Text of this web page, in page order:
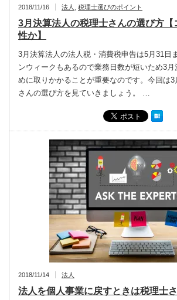
2018/11/16 法人 税理士選びのポイント
3月決算法人の税理士さんの選び方【
性か】
3月決算法人の法人税・消費税申告は5月31日
ンウィークもあるので業務日数が短いため3
めに取りかかることが重要なのです。今回は
さんの選び方を見ていきましょう。 …
2018/11/14 法人
法人を個人事業に戻すときは税理士